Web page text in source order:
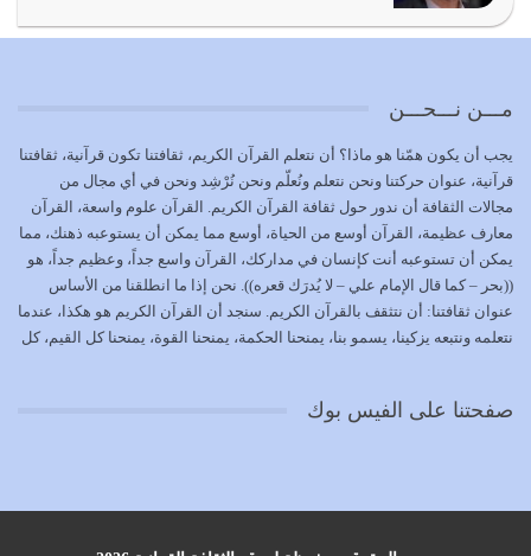
الوظيفة عبارة عن مسؤولية يجب النهوض بها كما ينبغي لكي
وَالْمُنْفِقِينَ…
يوليو 17, 2026
الاعتصام بحبل الله أمر إلهي للمؤمنين وهو بمثابة سبب بينهم
وبين الله يترتب عليه النصر…
يوليو 16, 2026
إما أن نحاول أن نكون من أولياء الله فيتم على أيدينا ضرب
يوليو 15, 2026
مـــن نـــحـــن
يجب أن يكون همّنا هو ماذا؟ أن نتعلم القرآن الكريم، ثقافتنا تكون قرآنية، ثقافتنا
قرآنية، عنوان حركتنا ونحن نتعلم ونُعلّم ونحن نُرْشِد ونحن في أي مجال من
مجالات الثقافة أن ندور حول ثقافة القرآن الكريم. القرآن علوم واسعة، القرآن
معارف عظيمة، القرآن أوسع من الحياة، أوسع مما يمكن أن يستوعبه ذهنك، مما
يمكن أن تستوعبه أنت كإنسان في مداركك، القرآن واسع جداً، وعظيم جداً، هو
((بحر – كما قال الإمام علي – لا يُدرَك قعره)). نحن إذا ما انطلقنا من الأساس
عنوان ثقافتنا: أن نتثقف بالقرآن الكريم. سنجد أن القرآن الكريم هو هكذا، عندما
نتعلمه ونتبعه يزكينا، يسمو بنا، يمنحنا الحكمة، يمنحنا القوة، يمنحنا كل القيم، كل
بمستوى أن نثقف الآخرين بالقرآن الكريم، وأن نتثقف بثقافة القرآن الكريم
رصات من الكتب، رصّات من الكتب في الحديث في التفسير في الفقه في فنون
صفحتنا على الفيس بوك